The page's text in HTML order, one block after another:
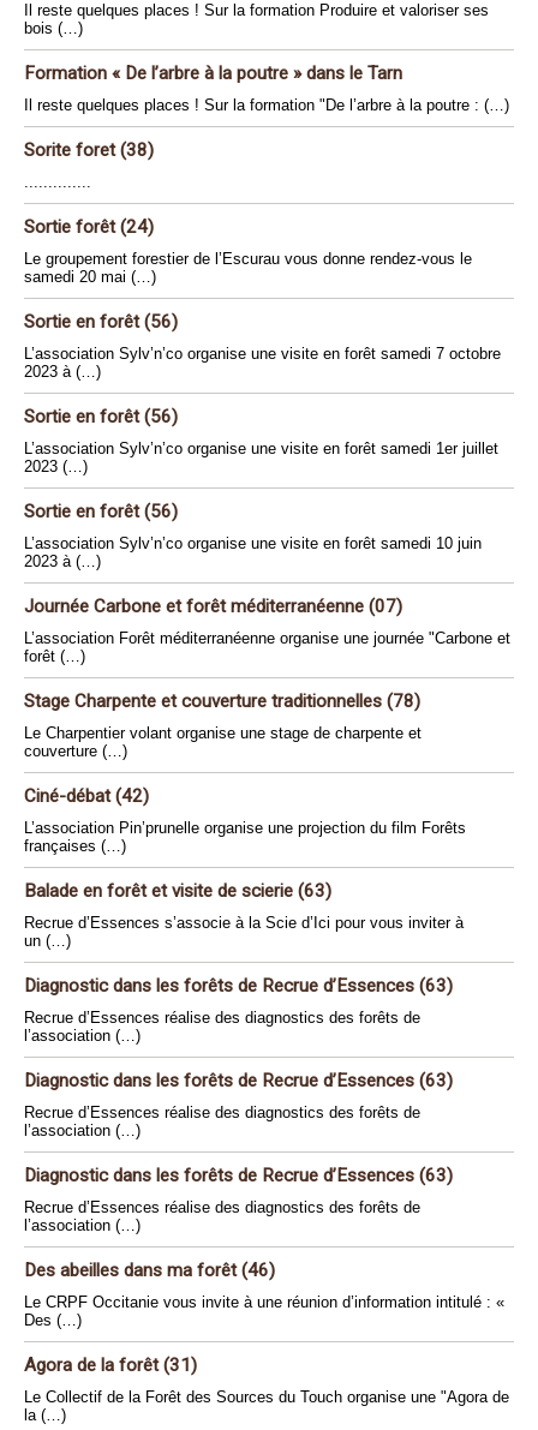
Il reste quelques places ! Sur la formation Produire et valoriser ses
bois (…)
Formation « De l’arbre à la poutre » dans le Tarn
Il reste quelques places ! Sur la formation "De l’arbre à la poutre : (…)
Sorite foret (38)
..............
Sortie forêt (24)
Le groupement forestier de l’Escurau vous donne rendez-vous le
samedi 20 mai (…)
Sortie en forêt (56)
L’association Sylv’n’co organise une visite en forêt samedi 7 octobre
2023 à (…)
Sortie en forêt (56)
L’association Sylv’n’co organise une visite en forêt samedi 1er juillet
2023 (…)
Sortie en forêt (56)
L’association Sylv’n’co organise une visite en forêt samedi 10 juin
2023 à (…)
Journée Carbone et forêt méditerranéenne (07)
L’association Forêt méditerranéenne organise une journée "Carbone et
forêt (…)
Stage Charpente et couverture traditionnelles (78)
Le Charpentier volant organise une stage de charpente et
couverture (…)
Ciné-débat (42)
L’association Pin’prunelle organise une projection du film Forêts
françaises (…)
Balade en forêt et visite de scierie (63)
Recrue d’Essences s’associe à la Scie d’Ici pour vous inviter à
un (…)
Diagnostic dans les forêts de Recrue d’Essences (63)
Recrue d’Essences réalise des diagnostics des forêts de
l’association (…)
Diagnostic dans les forêts de Recrue d’Essences (63)
Recrue d’Essences réalise des diagnostics des forêts de
l’association (…)
Diagnostic dans les forêts de Recrue d’Essences (63)
Recrue d’Essences réalise des diagnostics des forêts de
l’association (…)
Des abeilles dans ma forêt (46)
Le CRPF Occitanie vous invite à une réunion d’information intitulé : «
Des (…)
Agora de la forêt (31)
Le Collectif de la Forêt des Sources du Touch organise une "Agora de
la (…)